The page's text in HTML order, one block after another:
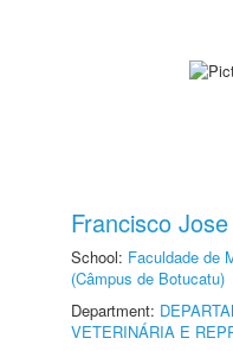
Francisco
School: Faculdade de
(Câmpus de Botucatu)
Department:
VETERINÁRIA E